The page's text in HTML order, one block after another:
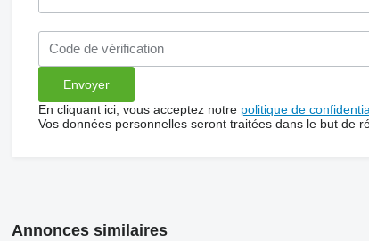
En cliquant ici, vous acceptez notre politique de
Vos données personnelles seront traitées dans le but de
Annonces similaires